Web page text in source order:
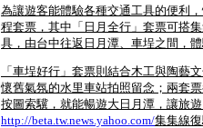
為讓遊客能體驗各種交通工具的便利
程套票，其中「日月全行」套票可搭
具，由台中往返日月潭、車埕之間，
「車埕好行」套票則結合木工與陶藝
懷舊氣氛的水里車站拍照留念；兩套
按圖索驥，就能暢遊大日月潭，讓旅
http://beta.tw.news.yahoo.com/集集線